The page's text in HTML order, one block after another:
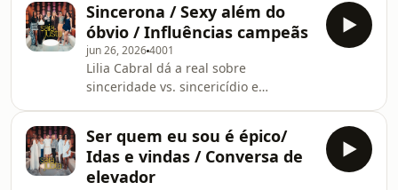
Copa vão além do futebol.
Sincerona / Sexy além do
óbvio / Influências campeãs
jun 26, 20264001
Lilia Cabral dá a real sobre
sinceridade vs. sincericídio e
fazem da Copa mais do que futebol.
Ser quem eu sou é épico/
Idas e vindas / Conversa de
elevador